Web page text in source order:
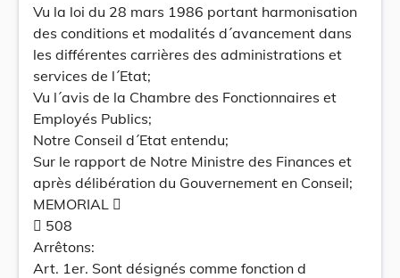
Vu la loi du 28 mars 1986 portant harmonisation
des conditions et modalités d´avancement dans
les différentes carrières des administrations et
services de l´Etat;
Vu l´avis de la Chambre des Fonctionnaires et
Employés Publics;
Notre Conseil d´Etat entendu;
Sur le rapport de Notre Ministre des Finances et
après délibération du Gouvernement en Conseil;
MEMORIAL 
 508
Arrêtons:
Art. 1er. Sont désignés comme fonction d